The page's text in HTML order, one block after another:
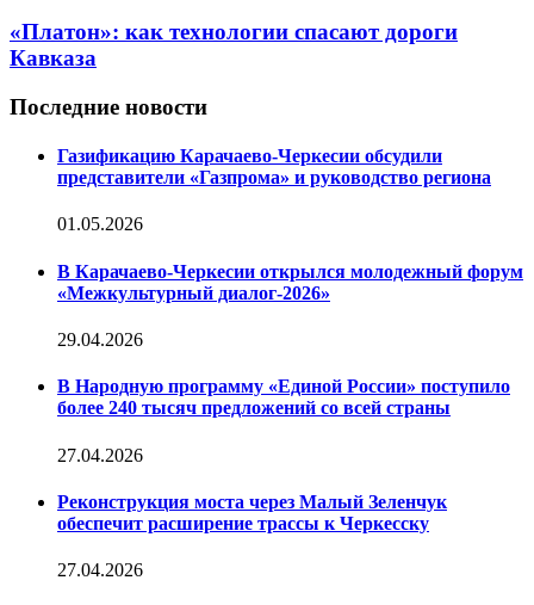
«Платон»: как технологии спасают дороги
Кавказа
Последние новости
Газификацию Карачаево-Черкесии обсудили
представители «Газпрома» и руководство региона
01.05.2026
В Карачаево-Черкесии открылся молодежный форум
«Межкультурный диалог-2026»
29.04.2026
В Народную программу «Единой России» поступило
более 240 тысяч предложений со всей страны
27.04.2026
Реконструкция моста через Малый Зеленчук
обеспечит расширение трассы к Черкесску
27.04.2026